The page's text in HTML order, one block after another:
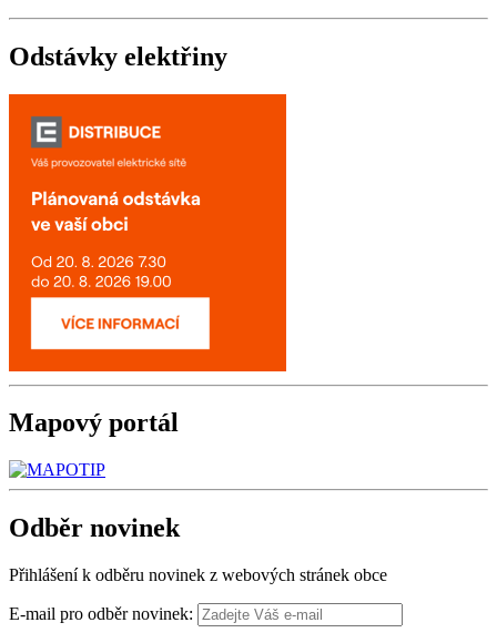
Odstávky elektřiny
Mapový portál
Odběr novinek
Přihlášení k odběru novinek z webových stránek obce
E-mail pro odběr novinek: